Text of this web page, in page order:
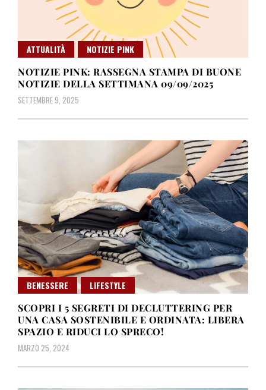
ATTUALITÀ
NOTIZIE PINK
NOTIZIE PINK: RASSEGNA STAMPA DI BUONE
NOTIZIE DELLA SETTIMANA 09/09/2025
SETTEMBRE 9, 2025
BENESSERE
LIFESTYLE
SCOPRI I 5 SEGRETI DI DECLUTTERING PER
UNA CASA SOSTENIBILE E ORDINATA: LIBERA
SPAZIO E RIDUCI LO SPRECO!
MARZO 25, 2024